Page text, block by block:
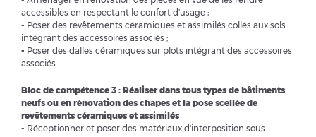
accessibles en respectant le confort d'usage ;
- Poser des revêtements céramiques et assimilés collés aux sols
intégrant des accessoires associés ;
- Poser des dalles céramiques sur plots intégrant des accessoires
associés.
Bloc de compétence 3 : Réaliser dans tous types de bâtiments
neufs ou en rénovation des chapes et la pose scellée de
revêtements céramiques et assimilés
- Réceptionner et poser des matériaux d'interposition sous